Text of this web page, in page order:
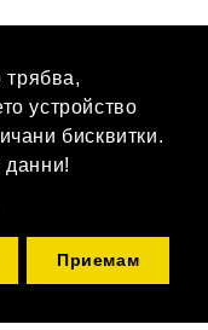
трябва,
устройство
бисквитки.
данни!
Приемам